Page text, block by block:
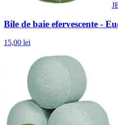
Bile de baie efervescente -
15,00 lei